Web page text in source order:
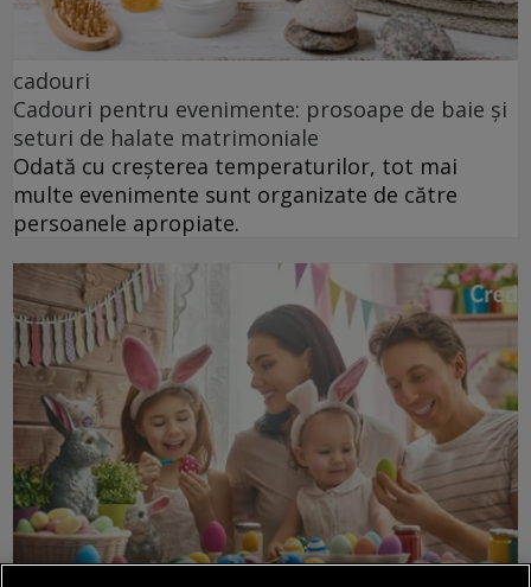
cadouri
Cadouri pentru evenimente: prosoape de baie și
seturi de halate matrimoniale
Odată cu creșterea temperaturilor, tot mai
multe evenimente sunt organizate de către
persoanele apropiate.